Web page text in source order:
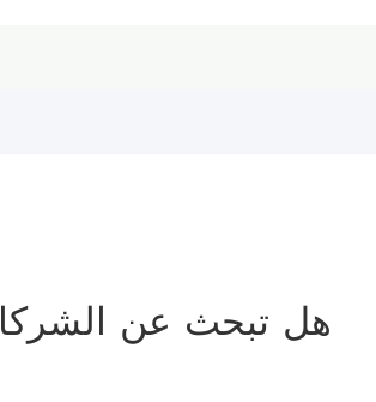
هل تبحث عن